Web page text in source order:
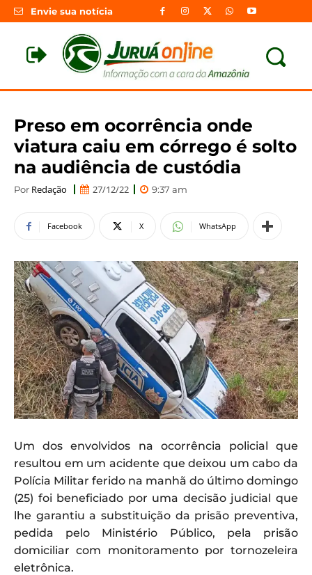
Envie sua notícia
Preso em ocorrência onde
viatura caiu em córrego é solto
na audiência de custódia
Por Redação 27/12/22 9:37 am
Facebook X WhatsApp
Um dos envolvidos na ocorrência policial que
resultou em um acidente que deixou um cabo da
Polícia Militar ferido na manhã do último domingo
(25) foi beneficiado por uma decisão judicial que
lhe garantiu a substituição da prisão preventiva,
pedida pelo Ministério Público, pela prisão
domiciliar com monitoramento por tornozeleira
eletrônica.